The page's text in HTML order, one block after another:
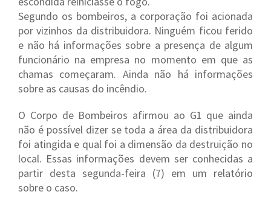
Segundo os bombeiros, a corporação foi acionada
por vizinhos da distribuidora. Ninguém ficou ferido
e não há informações sobre a presença de algum
funcionário na empresa no momento em que as
chamas começaram. Ainda não há informações
sobre as causas do incêndio.
O Corpo de Bombeiros afirmou ao G1 que ainda
não é possível dizer se toda a área da distribuidora
foi atingida e qual foi a dimensão da destruição no
local. Essas informações devem ser conhecidas a
partir desta segunda-feira (7) em um relatório
sobre o caso.